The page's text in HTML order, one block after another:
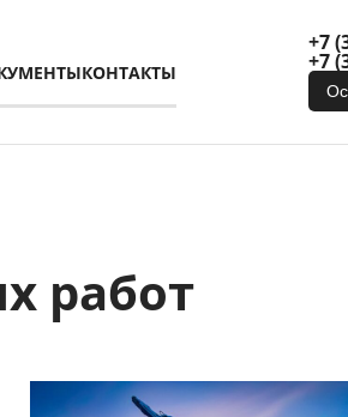
КОНТАКТЫ
+7
+7
работ